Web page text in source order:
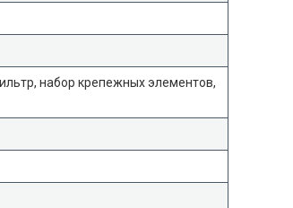
набор крепежных элементов,